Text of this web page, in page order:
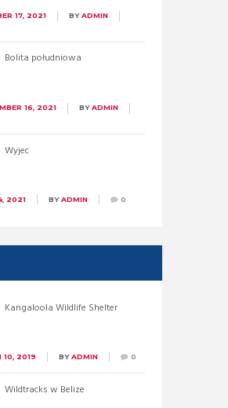
17, 2021 BYADMIN
Bolita południowa
16, 2021 BYADMIN
Wyjec
2021 BYADMIN 0
Kangaloola Wildlife Shelter
10, 2019 BYADMIN 0
Wildtracks w Belize